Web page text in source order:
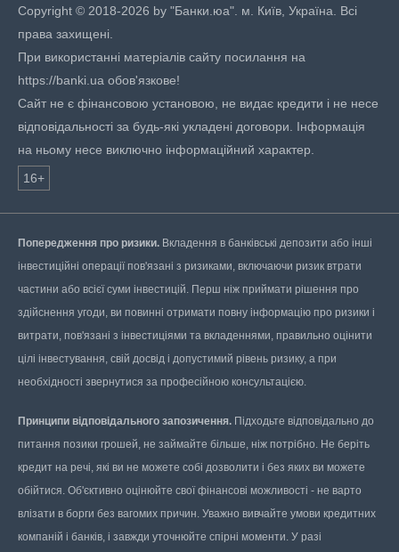
Copyright © 2018-2026 by "Банки.юа". м. Київ, Україна. Всі
права захищені.
При використанні матеріалів сайту посилання на
https://banki.ua обов'язкове!
Сайт не є фінансовою установою, не видає кредити і не несе
відповідальності за будь-які укладені договори. Інформація
на ньому несе виключно інформаційний характер.
16+
Попередження про ризики. Вкладення в банківські депозити або інші
інвестиційні операції пов'язані з ризиками, включаючи ризик втрати
частини або всієї суми інвестицій. Перш ніж приймати рішення про
здійснення угоди, ви повинні отримати повну інформацію про ризики і
витрати, пов'язані з інвестиціями та вкладеннями, правильно оцінити
цілі інвестування, свій досвід і допустимий рівень ризику, а при
необхідності звернутися за професійною консультацією.
Принципи відповідального запозичення. Підходьте відповідально до
питання позики грошей, не займайте більше, ніж потрібно. Не беріть
кредит на речі, які ви не можете собі дозволити і без яких ви можете
обійтися. Об'єктивно оцінюйте свої фінансові можливості - не варто
влізати в борги без вагомих причин. Уважно вивчайте умови кредитних
компаній і банків, і завжди уточнюйте спірні моменти. У разі